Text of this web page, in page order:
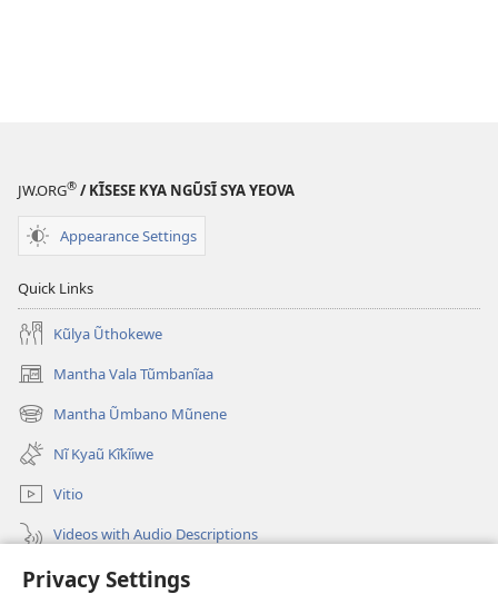
Privacy Settings
JW.ORG® / KĨSESE KYA NGŨSĨ SYA YEOVA
Appearance Settings
Quick Links
Kũlya Ũthokewe
Mantha Vala Tũmbanĩaa
(opens
new
window)
Mantha Ũmbano Mũnene
(opens
new
window)
Nĩ Kyaũ Kĩkĩiwe
Vitio
Videos with Audio Descriptions
Mantha